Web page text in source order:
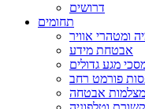
דרושים
תחומים
ומטהרי אוויר
אבטחת מידע
מגע גדולים
פורמט רחב